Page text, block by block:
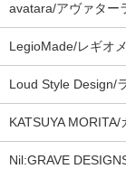
avatara/アヴァター
LegioMade/レギオ
Loud Style Design/
KATSUYA
Nil:GRAVE